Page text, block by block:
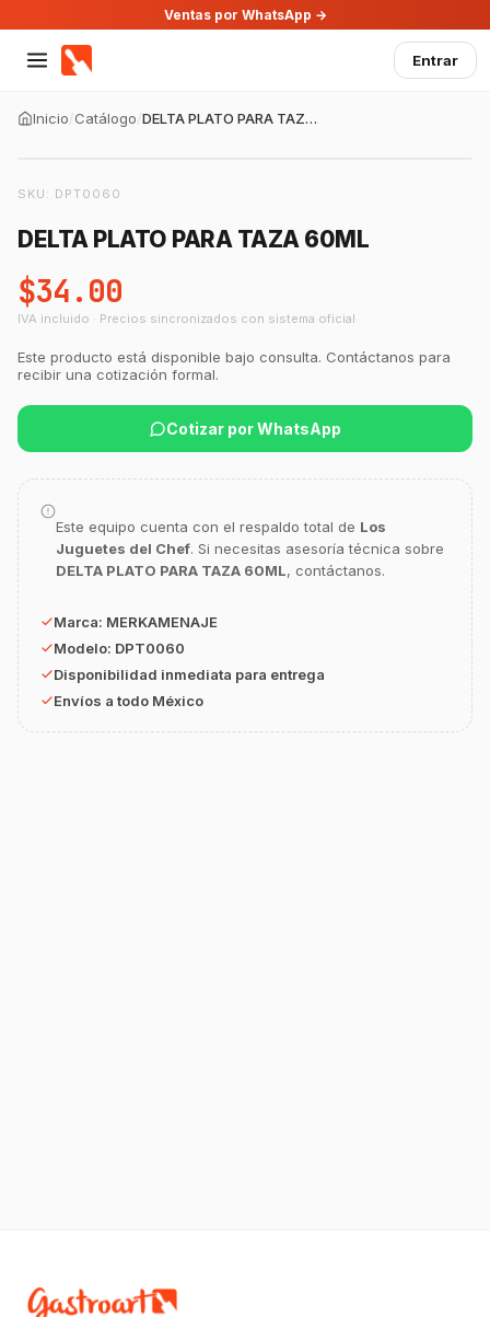
Ventas por WhatsApp →
Entrar
Inicio/Catálogo/ DELTA PLATO PARA TAZA 60ML
SKU: DPT0060
DELTA PLATO PARA TAZA 60ML
$34.00
IVA incluido · Precios sincronizados con sistema oficial
Este producto está disponible bajo consulta. Contáctanos para
recibir una cotización formal.
Cotizar por WhatsApp
Este equipo cuenta con el respaldo total de Los
Juguetes del Chef. Si necesitas asesoría técnica sobre
DELTA PLATO PARA TAZA 60ML, contáctanos.
Marca: MERKAMENAJE
Modelo: DPT0060
Disponibilidad inmediata para entrega
Envíos a todo México
Asesor Chef Online
¡Hola Chef! 🍳 Soy GastroBot, tu asesor
¿En qué te puedo apoyar hoy con tu
Buscar estufas industriales
Ver uniformes y filipinas
Ver sucursales y contacto